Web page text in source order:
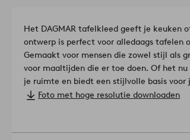
Het DAGMAR tafelkleed geeft je keuken
ontwerp is perfect voor alledaags tafelen
Gemaakt voor mensen die zowel stijl als
voor maaltijden die er toe doen. Of het
je ruimte en biedt een stijlvolle basis voor
betekent dat het garen geverfd is voor
Knutseltechniek: garengeverfd.Niet
Foto met hoge resolutie downloaden